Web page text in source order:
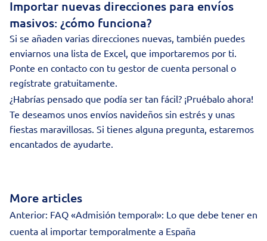
Importar nuevas direcciones para envíos
masivos: ¿cómo funciona?
Si se añaden varias direcciones nuevas, también puedes
enviarnos una lista de Excel, que importaremos por ti.
Ponte en contacto con tu gestor de cuenta personal o
regístrate gratuitamente.
¿Habrías pensado que podía ser tan fácil? ¡Pruébalo ahora!
Te deseamos unos envíos navideños sin estrés y unas
fiestas maravillosas. Si tienes alguna pregunta, estaremos
encantados de ayudarte.
More articles
Anterior: FAQ «Admisión temporal»: Lo que debe tener en
cuenta al importar temporalmente a España